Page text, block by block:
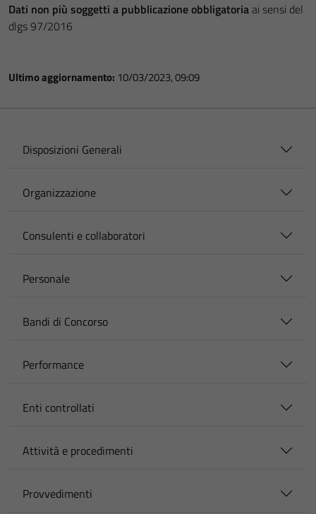
Dati non più soggetti a pubblicazione obbligatoriaai sensi del
dlgs 97/2016
Ultimo aggiornamento: 10/03/2023, 09:09
Disposizioni Generali
Organizzazione
Consulenti e collaboratori
Personale
Bandi di Concorso
Performance
Enti controllati
Attività e procedimenti
Provvedimenti